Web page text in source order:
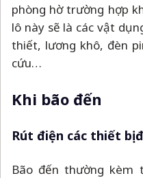
phòng hờ trường hợp
lô này sẽ là các vật
thiết, lương khô, đèn
cứu…
Khi bão đến
Rút điện các thiết bị
Bão đến thường kèm